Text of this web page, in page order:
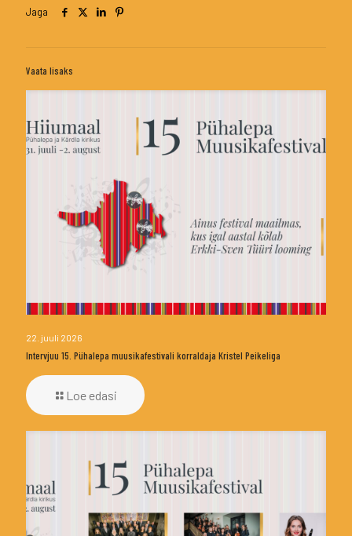
Jaga
Vaata lisaks
22. juuli 2026
Intervjuu 15. Pühalepa muusikafestivali korraldaja Kristel Peikeliga
Loe edasi